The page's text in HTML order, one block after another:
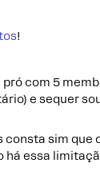
!
com 5
e sequer
consta sim que
há essa